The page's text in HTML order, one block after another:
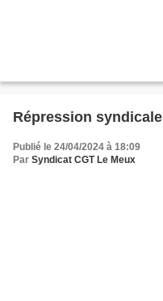
Répression syndicale
Publié le 24/04/2024 à 18:09
Par Syndicat CGT Le Meux